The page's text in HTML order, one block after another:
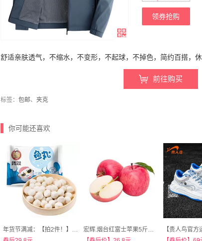
领券抢购
舒适亲肤透气，不缩水，不变形，不起球，不掉色，简约百搭，
前往购买
标签： 包邮、 夹克
你可能还喜欢
年货节满减：【拍2件！】龚嫂手工鱼丸共418gx2袋
宏辉.烟台红富士苹果5斤大果